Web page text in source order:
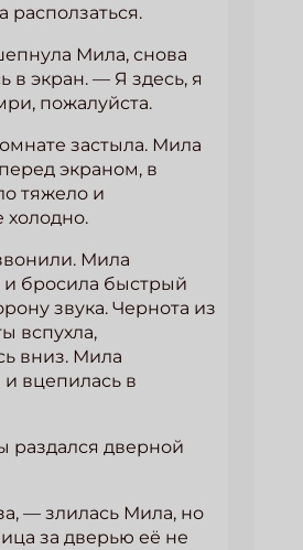
расползаться.
Мила, снова
в экран. — Я здесь, я
пожалуйста.
застыла. Мила
экраном, в
тяжело и
Мила
и бросила быстрый
звука. Чернота из
вспухла,
вниз. Мила
и вцепилась в
раздался дверной
— злилась Мила, но
за дверью её не